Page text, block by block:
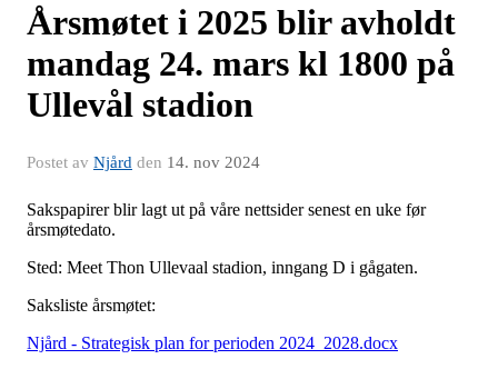
Årsmøtet i 2025 blir avholdt
mandag 24. mars kl 1800 på
Ullevål stadion
Postet av Njård den 14. nov 2024
Sakspapirer blir lagt ut på våre nettsider senest en uke før
årsmøtedato.
Sted: Meet Thon Ullevaal stadion, inngang D i gågaten.
Saksliste årsmøtet:
Njård - Strategisk plan for perioden 2024_2028.docx